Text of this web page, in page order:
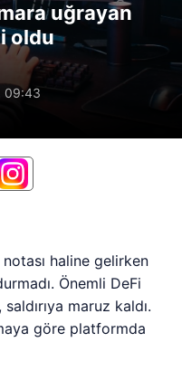
uğrayan
oldu
09:43
haline gelirken
Önemli DeFi
maruz kaldı.
göre platformda